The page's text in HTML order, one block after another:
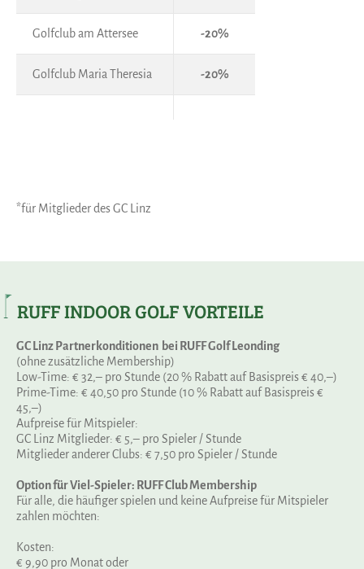
Golfclub am Attersee -20%
Golfclub Maria Theresia -20%
*für Mitglieder des GC Linz
RUFF INDOOR GOLF VORTEILE
GC Linz Partnerkonditionen bei RUFF Golf Leonding
(ohne zusätzliche Membership)
Low-Time: € 32,– pro Stunde (20 % Rabatt auf Basispreis € 40,–)
Prime-Time: € 40,50 pro Stunde (10 % Rabatt auf Basispreis €
45,–)
Aufpreise für Mitspieler:
GC Linz Mitglieder: € 5,– pro Spieler / Stunde
Mitglieder anderer Clubs: € 7,50 pro Spieler / Stunde
Option für Viel-Spieler: RUFF Club Membership
Für alle, die häufiger spielen und keine Aufpreise für Mitspieler
zahlen möchten:
Kosten:
€ 9,90 pro Monat oder